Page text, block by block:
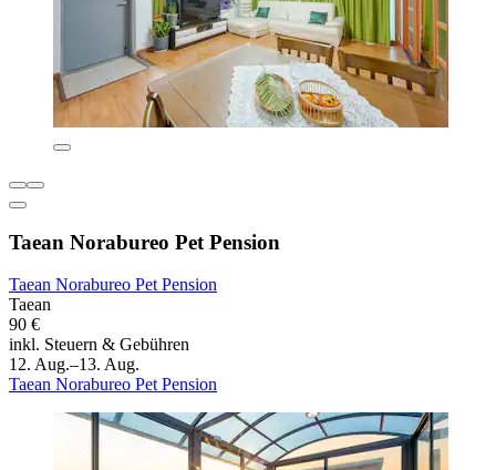
Taean Norabureo Pet Pension
Taean Norabureo Pet Pension
Taean
90 €
inkl. Steuern & Gebühren
12. Aug.–13. Aug.
Taean Norabureo Pet Pension